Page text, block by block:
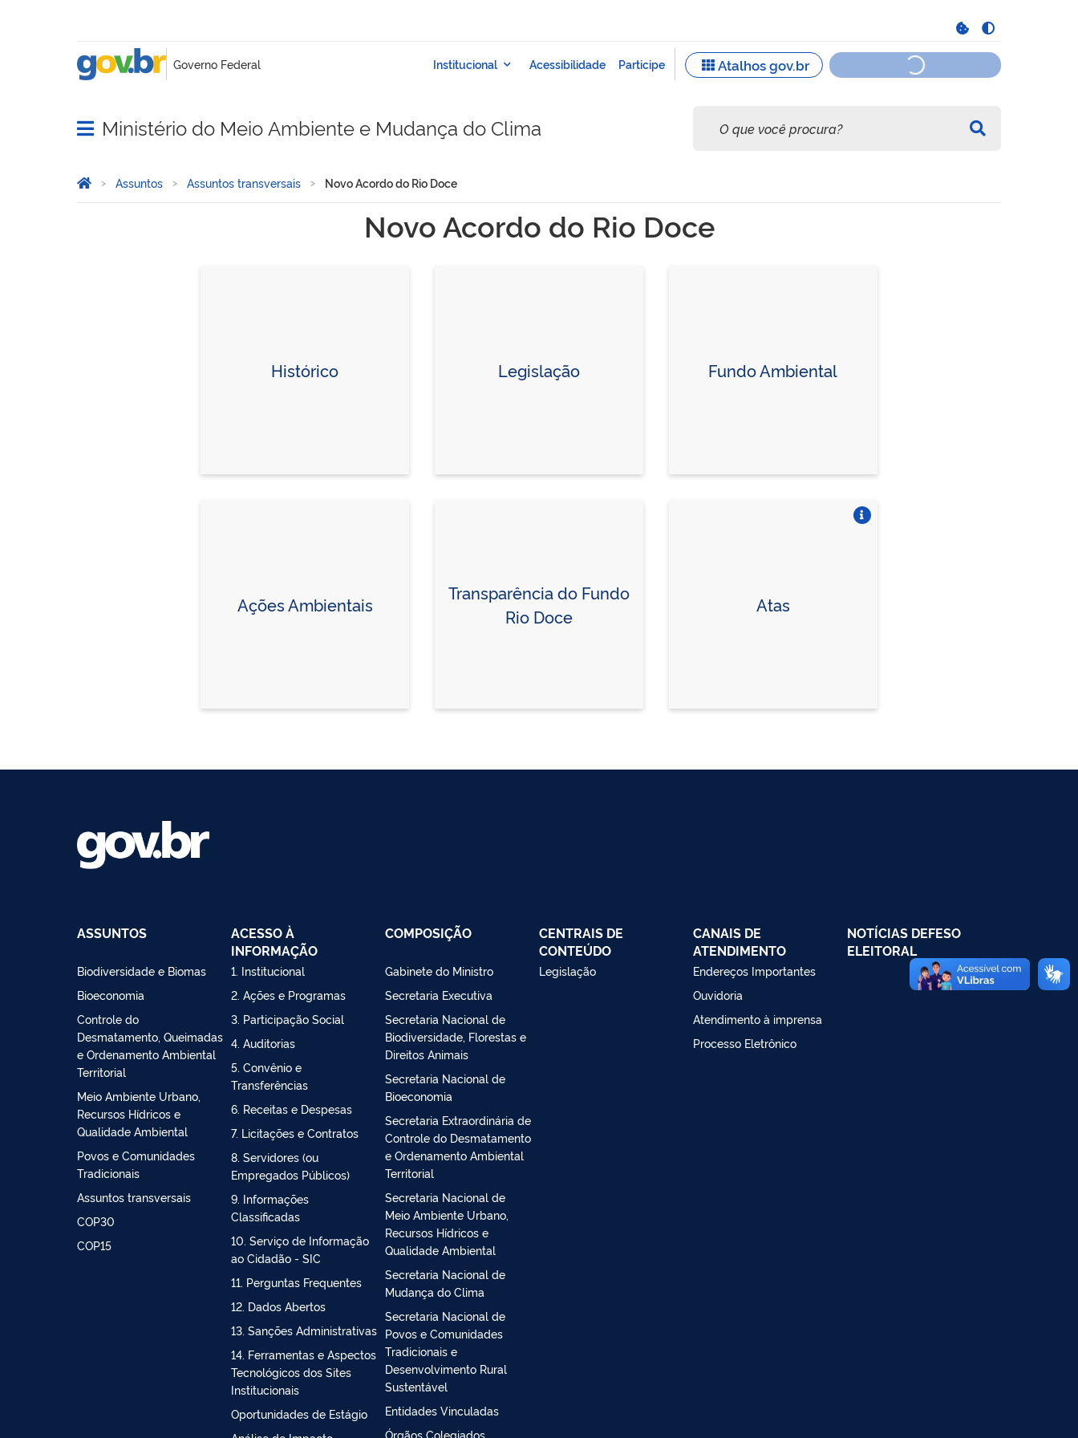
Abrir menu principal de navegação
Ministério do Meio Ambiente e Mudança do Clima
Você está aqui:
Página Inicial
Assuntos Assuntos transversais Novo Acordo do Rio Doce
Novo Acordo do Rio Doce
Histórico Legislação Fundo Ambiental
Ações Ambientais
Transparência do Fundo
Rio Doce
Atas
ASSUNTOS
Biodiversidade e Biomas
Bioeconomia
Controle do
Desmatamento, Queimadas
e Ordenamento Ambiental
Territorial
Meio Ambiente Urbano,
Recursos Hídricos e
Qualidade Ambiental
Povos e Comunidades
Tradicionais
Assuntos transversais
COP30
COP15
ACESSO À
INFORMAÇÃO
1. Institucional
2. Ações e Programas
3. Participação Social
4. Auditorias
5. Convênio e
Transferências
6. Receitas e Despesas
7. Licitações e Contratos
8. Servidores (ou
Empregados Públicos)
9. Informações
Classificadas
10. Serviço de Informação
ao Cidadão - SIC
11. Perguntas Frequentes
12. Dados Abertos
13. Sanções Administrativas
14. Ferramentas e Aspectos
Tecnológicos dos Sites
Institucionais
Oportunidades de Estágio
COMPOSIÇÃO
Gabinete do Ministro
Secretaria Executiva
Secretaria Nacional de
Biodiversidade, Florestas e
Direitos Animais
Secretaria Nacional de
Bioeconomia
Secretaria Extraordinária de
Controle do Desmatamento
e Ordenamento Ambiental
Territorial
Secretaria Nacional de
Meio Ambiente Urbano,
Recursos Hídricos e
Qualidade Ambiental
Secretaria Nacional de
Mudança do Clima
Secretaria Nacional de
Povos e Comunidades
Tradicionais e
Desenvolvimento Rural
Sustentável
Entidades Vinculadas
Órgãos Colegiados
CENTRAIS DE
CONTEÚDO
Legislação
CANAIS DE
ATENDIMENTO
Endereços Importantes
Ouvidoria
Atendimento à imprensa
Processo Eletrônico
NOTÍCIAS DEFESO
ELEITORAL